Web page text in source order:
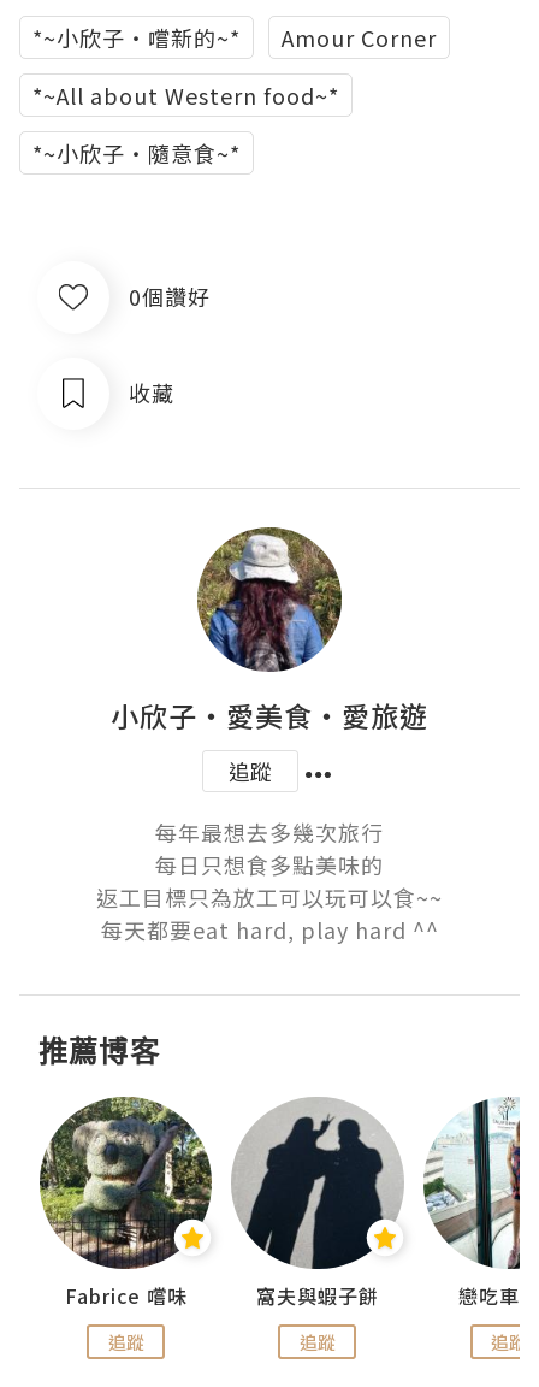
*~小欣子‧嚐新的~*
Amour Corner
*~All about Western food~*
*~小欣子‧隨意食~*
0個讚好
收藏
小欣子‧愛美食‧愛旅遊
追蹤
每年最想去多幾次旅行
每日只想食多點美味的
返工目標只為放工可以玩可以食~~
每天都要eat hard, play hard ^^
推薦博客
Fabrice 嚐味
追蹤
窩夫與蝦子餅
追蹤
戀吃車
追蹤